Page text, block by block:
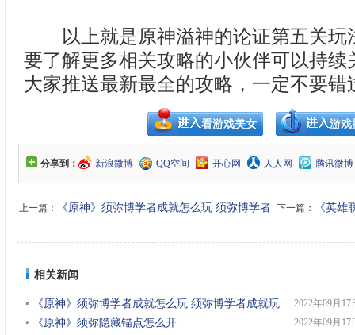
以上就是原神溢神的论证第五关玩
要了解更多相关攻略的小伙伴可以持续
大家推送最新最全的攻略，一定不要错
看游戏美女 游戏
分享到： 新浪微博 QQ空间 开心网 人人网 腾讯微博
上一篇：
《原神》须弥博学者成就怎么玩 须弥博学者 下一篇： 《英雄
相关新闻
《原神》须弥博学者成就怎么玩 须弥博学者成就玩
法分享
2022年09月17
《原神》须弥隐藏锚点怎么开 2022年09月17